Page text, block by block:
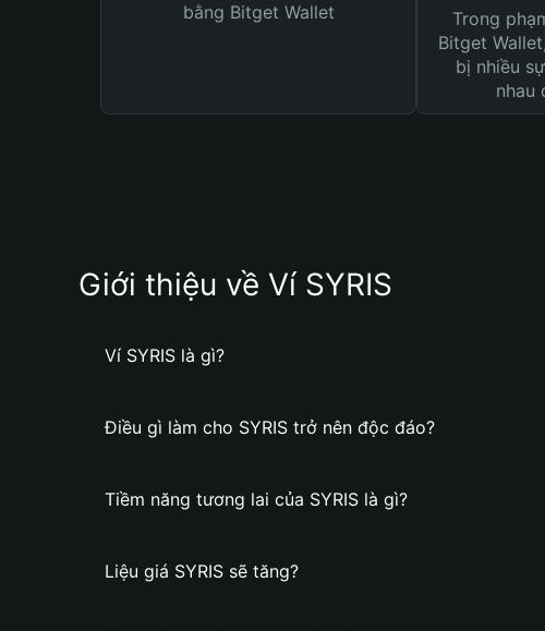
bằng Bitget Wallet
Trong
Bitget
bị nhiều
nhau
Giới thiệu về Ví SYRIS
Ví SYRIS là gì?
Điều gì làm cho SYRIS trở nên độc đáo?
Tiềm năng tương lai của SYRIS là gì?
Liệu giá SYRIS sẽ tăng?